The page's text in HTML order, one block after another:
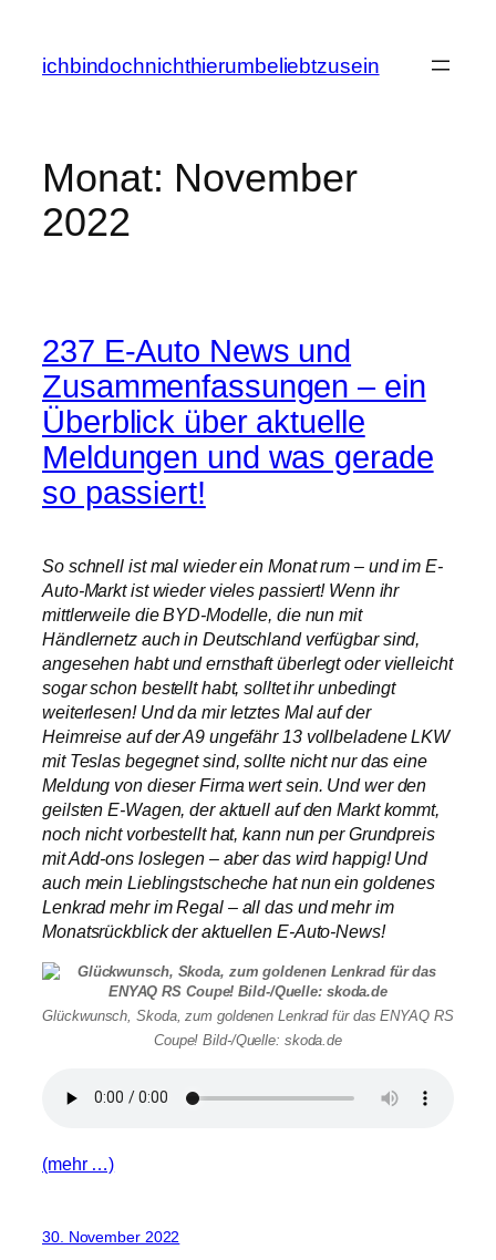
springen
ichbindochnichthierumbeliebtzusein
Monat: November
2022
237 E-Auto News und
Zusammenfassungen – ein
Überblick über aktuelle
Meldungen und was gerade
so passiert!
So schnell ist mal wieder ein Monat rum – und im E-
Auto-Markt ist wieder vieles passiert! Wenn ihr
mittlerweile die BYD-Modelle, die nun mit
Händlernetz auch in Deutschland verfügbar sind,
angesehen habt und ernsthaft überlegt oder vielleicht
sogar schon bestellt habt, solltet ihr unbedingt
weiterlesen! Und da mir letztes Mal auf der
Heimreise auf der A9 ungefähr 13 vollbeladene LKW
mit Teslas begegnet sind, sollte nicht nur das eine
Meldung von dieser Firma wert sein. Und wer den
geilsten E-Wagen, der aktuell auf den Markt kommt,
noch nicht vorbestellt hat, kann nun per Grundpreis
mit Add-ons loslegen – aber das wird happig! Und
auch mein Lieblingstscheche hat nun ein goldenes
Lenkrad mehr im Regal – all das und mehr im
Monatsrückblick der aktuellen E-Auto-News!
Glückwunsch, Skoda, zum goldenen Lenkrad für das ENYAQ RS
Coupe! Bild-/Quelle: skoda.de
(mehr …)
30. November 2022